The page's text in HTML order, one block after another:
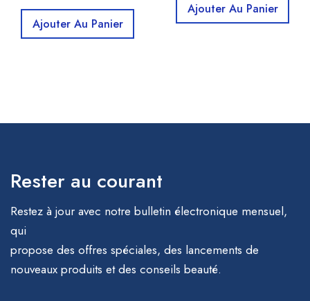
Ajouter Au Panier
Ajouter Au Panier
Rester au courant
Restez à jour avec notre bulletin électronique mensuel,
qui
propose des offres spéciales, des lancements de
nouveaux produits et des conseils beauté.